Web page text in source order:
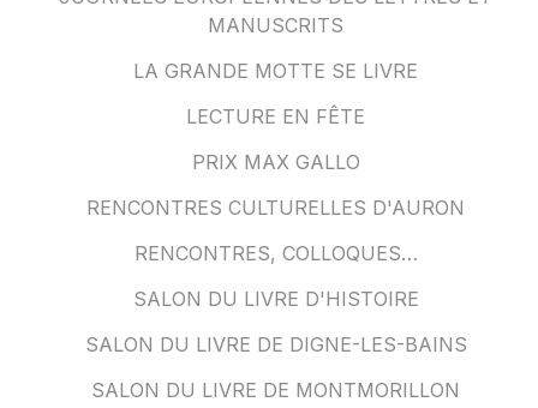
MANUSCRITS
LA GRANDE MOTTE SE LIVRE
LECTURE EN FÊTE
PRIX MAX GALLO
RENCONTRES CULTURELLES D'AURON
RENCONTRES, COLLOQUES…
SALON DU LIVRE D'HISTOIRE
SALON DU LIVRE DE DIGNE-LES-BAINS
SALON DU LIVRE DE MONTMORILLON